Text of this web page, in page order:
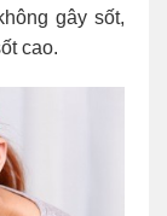
gây sốt,
cao.